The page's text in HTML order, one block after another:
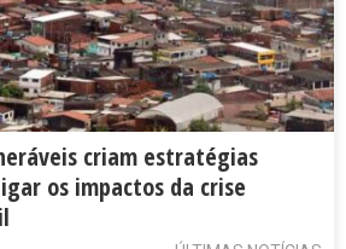
criam estratégias
os impactos da crise